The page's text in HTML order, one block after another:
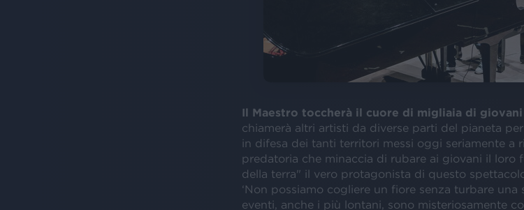
Il Maestro toccherà il cuore di migliaia di giovani
chiamerà altri artisti da diverse parti del pianeta
in difesa dei tanti territori messi oggi seriamente a
predatoria che minaccia di rubare ai giovani il loro
della terra" il vero protagonista di questo
‘Non possiamo cogliere un fiore senza turbare una
eventi, anche i più lontani, sono misteriosamente